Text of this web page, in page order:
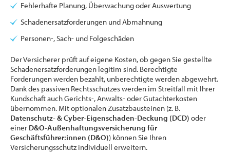
Fehlerhafte Planung, Überwachung oder Auswertung
Schadenersatzforderungen und Abmahnung
Personen-, Sach- und Folgeschäden
Der Versicherer prüft auf eigene Kosten, ob gegen Sie gestellte
Schadenersatzforderungen legitim sind. Berechtigte
Forderungen werden bezahlt, unberechtigte werden abgewehrt.
Dank des passiven Rechtsschutzes werden im Streitfall mit Ihrer
Kundschaft auch Gerichts-, Anwalts- oder Gutachterkosten
übernommen. Mit optionalen Zusatzbausteinen (z. B.
Datenschutz- & Cyber-Eigenschaden-Deckung (DCD) oder
einer D&O-Außenhaftungsversicherung für
Geschäftsführer:innen (D&O)) können Sie Ihren
Versicherungsschutz individuell erweitern.